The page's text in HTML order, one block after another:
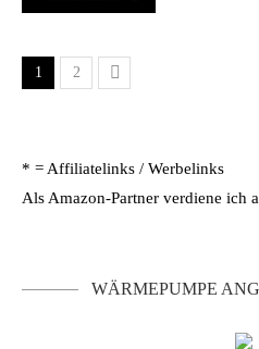
1 2
* = Affiliatelinks / Werbelinks
Als Amazon-Partner verdiene ich
WÄRMEPUMPE